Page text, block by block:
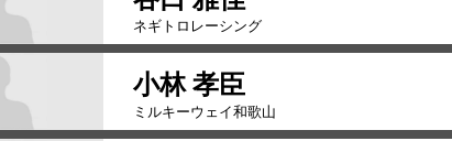
ネギトロレーシング
小林 孝臣
ミルキーウェイ和歌山